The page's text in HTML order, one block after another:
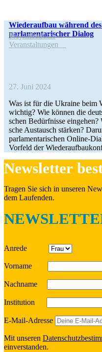
Wie­der­auf­bau während
par­la­men­ta­ri­scher Dialog
Pro­jekt­be­richte
Ver­an­stal­tun­gen
27. Juni 2024
Was ist für die Ukraine beim
wichtig? Wie können die
schen Bedürf­nisse
sche Aus­tausch stärken?
par­la­men­ta­ri­schen Online-
Vorfeld der
News­let­ter
Tragen Sie sich in unseren
dem Laufenden.
Anrede
Vorname
Nach­name
Insti­tu­tion
E‑Mail-Adresse
Mit unseren
einverstanden.